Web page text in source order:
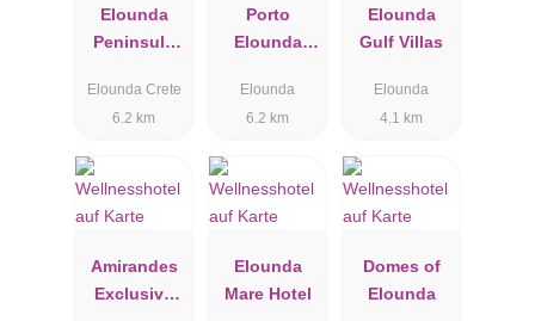
Elounda
Peninsula
Hotel
Elounda Crete
6.2 km
Porto
Elounda
Resort
Elounda
6.2 km
Elounda
Gulf Villas
Elounda
4.1 km
Amirandes
Exclusive
Elounda
Mare Hotel
Domes of
Elounda